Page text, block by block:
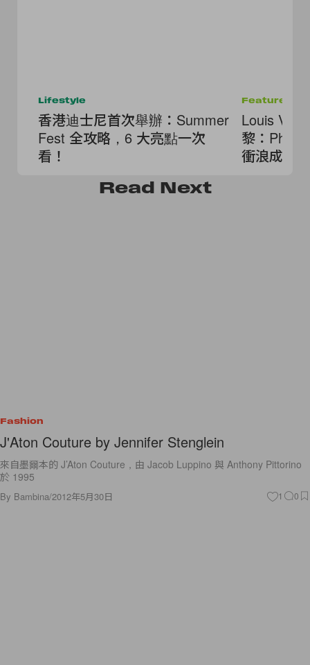
Lifestyle
香港迪士尼首次舉辦：Summer
Fest 全攻略，6 大亮點一次
看！
Features
Louis
黎：
衝浪成為
Read Next
Fashion
J'Aton Couture by Jennifer Stenglein
來自墨爾本的 J’Aton Couture，由 Jacob Luppino 與 Anthony Pittorino
於 1995
By Bambina/2012年5月30日 1 0